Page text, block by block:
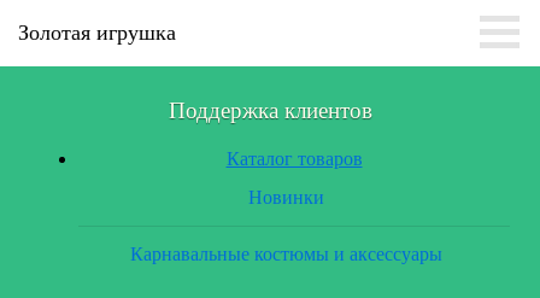
Золотая игрушка
Поддержка клиентов
Каталог товаров
Новинки
Карнавальные костюмы и аксессуары